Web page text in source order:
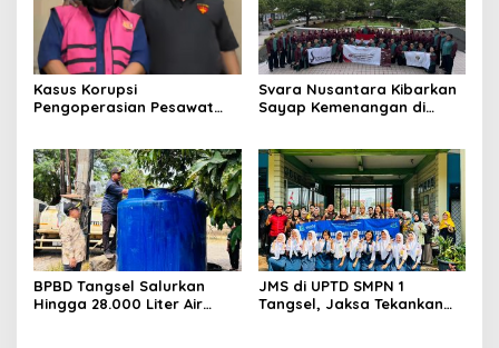
Kasus Korupsi
Pengoperasian Pesawat
Tersangka
Svara Nusantara Kibarkan
Sayap Kemenangan di
BPBD Tangsel Salurkan
Hingga 28.000 Liter Air
JMS di UPTD SMPN 1
Tangsel, Jaksa Tekankan